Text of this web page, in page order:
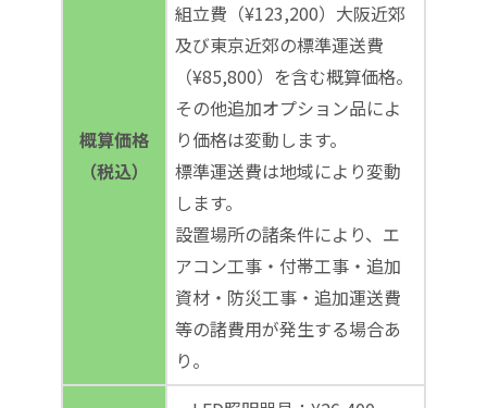
概算価格
（税込）
組立費（¥123,200）大阪近郊
及び東京近郊の標準運送費
（¥85,800）を含む概算価格。
その他追加オプション品によ
り価格は変動します。
標準運送費は地域により変動
します。
設置場所の諸条件により、エ
アコン工事・付帯工事・追加
資材・防災工事・追加運送費
等の諸費用が発生する場合あ
り。